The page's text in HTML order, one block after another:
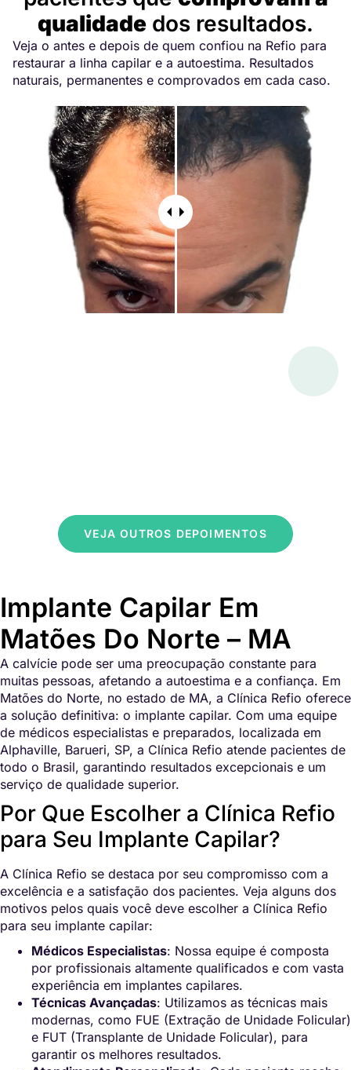
qualidade dos resultados.
Veja o antes e depois de quem confiou na Refio para
restaurar a linha capilar e a autoestima. Resultados
naturais, permanentes e comprovados em cada caso.
VEJA OUTROS DEPOIMENTOS
Implante Capilar Em
Matões Do Norte – MA
A calvície pode ser uma preocupação constante para
muitas pessoas, afetando a autoestima e a confiança. Em
Matões do Norte, no estado de MA, a Clínica Refio oferece
a solução definitiva: o implante capilar. Com uma equipe
de médicos especialistas e preparados, localizada em
Alphaville, Barueri, SP, a Clínica Refio atende pacientes de
todo o Brasil, garantindo resultados excepcionais e um
serviço de qualidade superior.
Por Que Escolher a Clínica Refio
para Seu Implante Capilar?
A Clínica Refio se destaca por seu compromisso com a
excelência e a satisfação dos pacientes. Veja alguns dos
motivos pelos quais você deve escolher a Clínica Refio
para seu implante capilar:
Médicos Especialistas: Nossa equipe é composta
por profissionais altamente qualificados e com vasta
experiência em implantes capilares.
Técnicas Avançadas: Utilizamos as técnicas mais
modernas, como FUE (Extração de Unidade Folicular)
e FUT (Transplante de Unidade Folicular), para
garantir os melhores resultados.